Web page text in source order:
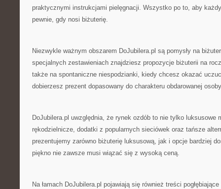
praktycznymi instrukcjami pielęgnacji. Wszystko po to, aby
pewnie, gdy nosi biżuterię.
Niezwykle ważnym obszarem DoJubilera.pl są pomysły na
specjalnych zestawieniach znajdziesz propozycje biżuterii na
także na spontaniczne niespodzianki, kiedy chcesz okazać
dobierzesz prezent dopasowany do charakteru obdarowanej
DoJubilera.pl uwzględnia, że rynek ozdób to nie tylko luksusowe
rękodzielnicze, dodatki z popularnych sieciówek oraz tańsze
prezentujemy zarówno biżuterię luksusową, jak i opcje bardziej
piękno nie zawsze musi wiązać się z wysoką ceną.
Na łamach DoJubilera.pl pojawiają się również treści